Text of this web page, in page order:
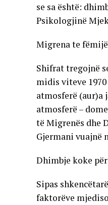
se sa është:
Psikologjinë
Migrena te
Shifrat tregojnë
midis viteve
atmosferë (aur)a
atmosferë –
të Migrenës dhe
Gjermani vuajnë
Dhimbje koke
Sipas
faktorëve